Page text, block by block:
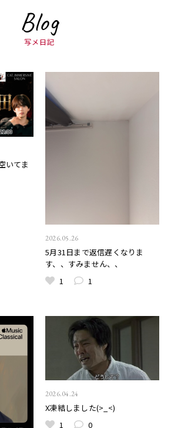
Blog
写メ日記
いてま
2026.05.26
5月31日まで返信遅くなりま
す、、すみません、、
1
1
2026.04.24
X凍結しました(>_<)
1
0